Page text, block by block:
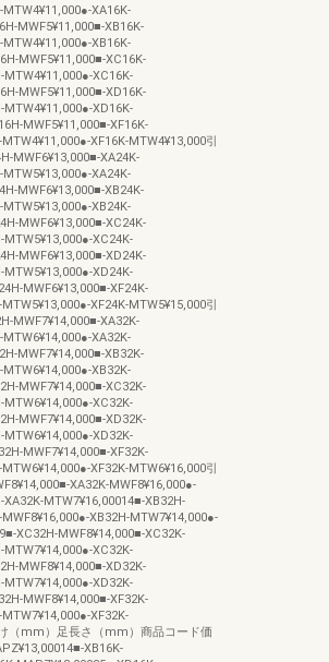
XA16K-
MWF5¥11,000■-XB16K-
XB16K-
MWF5¥11,000■-XC16K-
MTW4¥11,000●-XC16K-
MWF5¥11,000■-XD16K-
MTW4¥11,000●-XD16K-
MWF5¥11,000■-XF16K-
XF16K-MTW4¥13,000引
MWF6¥13,000■-XA24K-
XA24K-
MWF6¥13,000■-XB24K-
XB24K-
MWF6¥13,000■-XC24K-
MTW5¥13,000●-XC24K-
MWF6¥13,000■-XD24K-
MTW5¥13,000●-XD24K-
MWF6¥13,000■-XF24K-
XF24K-MTW5¥15,000引
MWF7¥14,000■-XA32K-
XA32K-
MWF7¥14,000■-XB32K-
XB32K-
MWF7¥14,000■-XC32K-
MTW6¥14,000●-XC32K-
MWF7¥14,000■-XD32K-
MTW6¥14,000●-XD32K-
MWF7¥14,000■-XF32K-
XF32K-MTW6¥16,000引
XA32K-MWF8¥16,000●-
MTW7¥16,00014■-XB32H-
XB32H-MTW7¥14,000●-
XC32H-MWF8¥14,000■-XC32K-
MTW7¥14,000●-XC32K-
MWF8¥14,000■-XD32K-
MTW7¥14,000●-XD32K-
MWF8¥14,000■-XF32K-
XF32K-
（mm）足長さ（mm）商品コード価
XB16K-